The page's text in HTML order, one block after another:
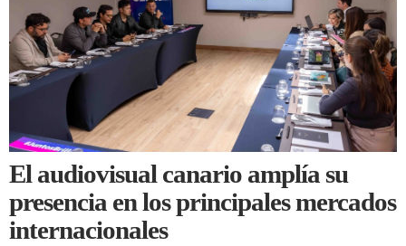
El audiovisual canario amplía su
presencia en los principales mercados
internacionales